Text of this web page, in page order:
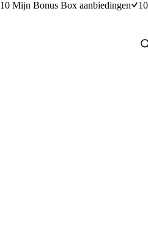
10 Mijn Bonus Box aanbiedingen